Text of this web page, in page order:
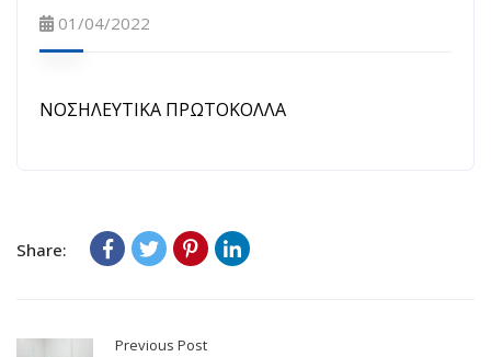
01/04/2022
ΝΟΣΗΛΕΥΤΙΚΑ ΠΡΩΤΟΚΟΛΛΑ
Share:
Previous Post